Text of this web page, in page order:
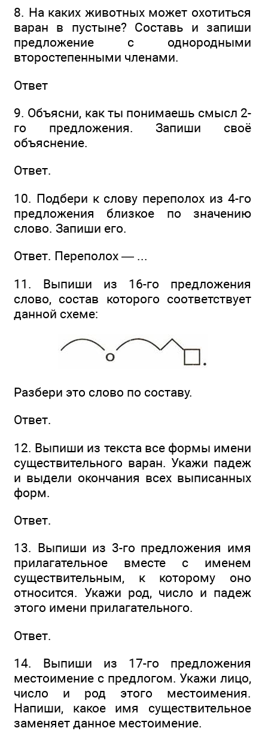
8. На каких животных может охотиться
варан в пустыне? Составь и запиши
предложение с однородными
второстепенными членами.
Ответ
9. Объясни, как ты понимаешь смысл 2-
го предложения. Запиши своё
объяснение.
Ответ.
10. Подбери к слову переполох из 4-го
предложения близкое по значению
слово. Запиши его.
Ответ. Переполох — ...
11. Выпиши из 16-го предложения
слово, состав которого соответствует
данной схеме:
Разбери это слово по составу.
Ответ.
12. Выпиши из текста все формы имени
существительного варан. Укажи падеж
и выдели окончания всех выписанных
форм.
Ответ.
13. Выпиши из 3-го предложения имя
прилагательное вместе с именем
существительным, к которому оно
относится. Укажи род, число и падеж
этого имени прилагательного.
Ответ.
14. Выпиши из 17-го предложения
местоимение с предлогом. Укажи лицо,
число и род этого местоимения.
Напиши, какое имя существительное
заменяет данное местоимение.